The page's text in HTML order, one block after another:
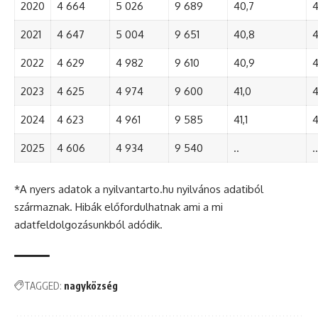
2020 4 664 5 026 9 689 40,7
2021 4 647 5 004 9 651 40,8
2022 4 629 4 982 9 610 40,9
2023 4 625 4 974 9 600 41,0
2024 4 623 4 961 9 585 41,1
2025 4 606 4 934 9 540 .. ..
*A nyers adatok a nyilvantarto.hu nyilvános adatiból
származnak. Hibák előfordulhatnak ami a mi
adatfeldolgozásunkból adódik.
TAGGED: nagyközség